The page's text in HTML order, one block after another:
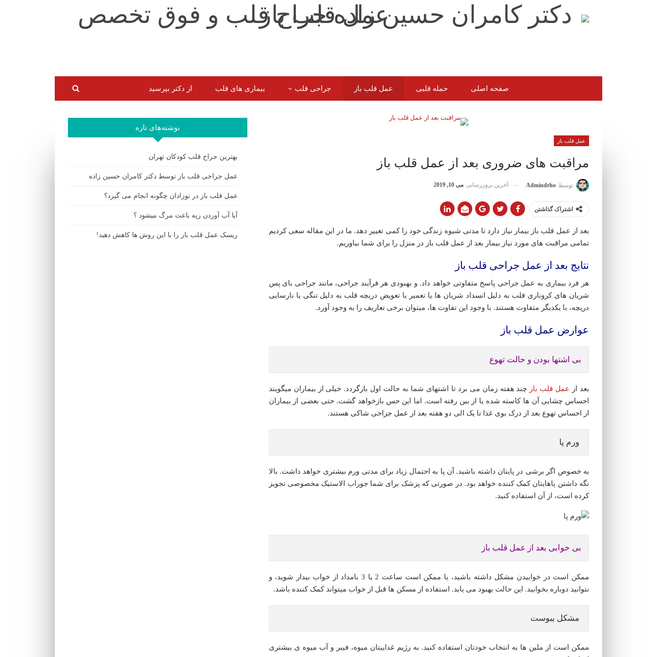
صفحه اصلی حمله قلبی عمل قلب باز جراحی قلب بیماری های قلب از دکتر بپرسید
عمل قلب باز
مراقبت های ضروری بعد از عمل قلب باز
توسط Admindrho آخرین بروزرسانی می 10, 2019
اشتراک گذاشتن
بعد از عمل قلب باز بیمار نیاز دارد تا مدتی شیوه زندگی خود را کمی تغییر دهد. ما در این مقاله سعی کردیم
تمامی مراقبت های مورد نیاز بیمار بعد از عمل قلب باز در منزل را برای شما بیاوریم.
نتایج بعد از عمل جراحی قلب باز
هر فرد بیماری به عمل جراحی پاسخ متفاوتی خواهد داد. و بهبودی هر فرآیند جراحی، مانند جراحی بای پس
شریان های کروناری قلب به دلیل انسداد شریان ها یا تعمیر یا تعویض دریچه قلب به دلیل تنگی یا نارسایی
دریچه، با یکدیگر متفاوت هستند. با وجود این تفاوت ها، میتوان برخی تعاریف را به وجود آورد.
عوارض عمل قلب باز
بی اشتها بودن و حالت تهوع
بعد از عمل قلب باز
چند هفته زمان می برد تا اشتهای شما به حالت اول بازگردد. خیلی از بیماران میگویند
احساس چشایی آن ها کاسته شده یا از بین رفته است. اما این حس بازخواهد گشت. حتی بعضی از بیماران
از احساس تهوع بعد از درک بوی غذا تا یک الی دو هفته بعد از عمل جراحی شاکی هستند.
ورم پا
به خصوص اگر برشی در پایتان داشته باشید. آن پا به احتمال زیاد برای مدتی ورم بیشتری خواهد داشت. بالا
نگه داشتن پاهایتان کمک کننده خواهد بود. در صورتی که پزشک برای شما جوراب الاستیک مخصوصی تجویز
کرده است، از آن استفاده کنید.
بی خوابی بعد از عمل قلب باز
ممکن است در خوابیدن مشکل داشته باشید، یا ممکن است ساعت 2 یا 3 بامداد از خواب بیدار شوید، و
نتوانید دوباره بخوابید. این حالت بهبود می یابد. استفاده از مسکن ها قبل از خواب میتواند کمک کننده باشد.
مشکل یبوست
ممکن است از ملین ها به انتخاب خودتان استفاده کنید. به رژیم غذاییتان میوه، فیبر و آب میوه ی بیشتری
نوشته‌های تازه
بهترین جراح قلب کودکان تهران
عمل جراحی قلب باز توسط دکتر کامران حسین زاده
عمل قلب باز در نوزادان چگونه انجام می گیرد؟
آیا آب آوردن ریه باعث مرگ میشود ؟
ریسک عمل قلب باز را با این روش ها کاهش دهید!